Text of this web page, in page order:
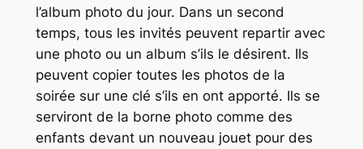
l’album photo du jour. Dans un second
temps, tous les invités peuvent repartir avec
une photo ou un album s’ils le désirent. Ils
peuvent copier toutes les photos de la
soirée sur une clé s’ils en ont apporté. Ils se
serviront de la borne photo comme des
enfants devant un nouveau jouet pour des